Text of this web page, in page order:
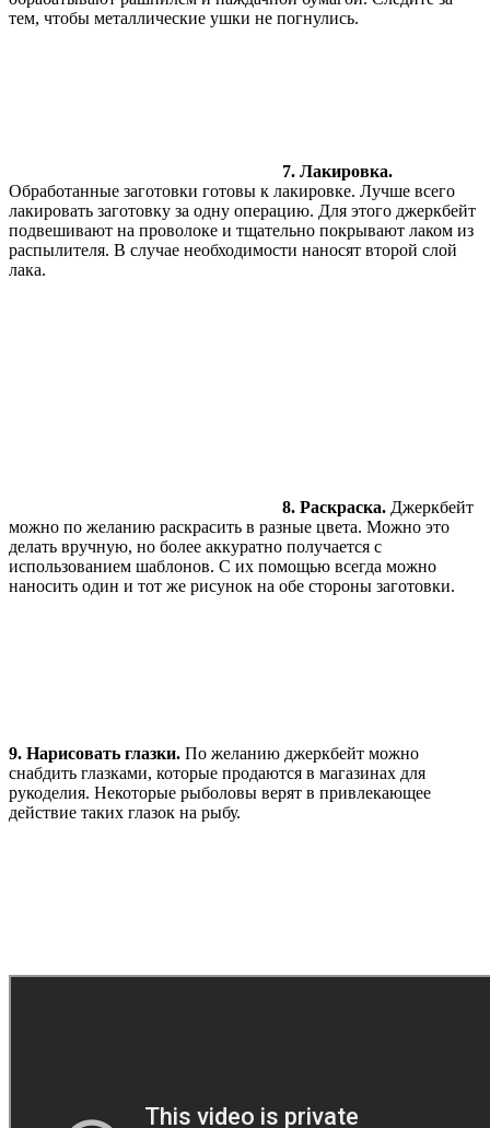
тем, чтобы металлические ушки не погнулись.
7. Лакировка.
Обработанные заготовки готовы к лакировке. Лучше всего
лакировать заготовку за одну операцию. Для этого джеркбейт
подвешивают на проволоке и тщательно покрывают лаком из
распылителя. В случае необходимости наносят второй слой
лака.
8. Раскраска. Джеркбейт
можно по желанию раскрасить в разные цвета. Можно это
делать вручную, но более аккуратно получается с
использованием шаблонов. С их помощью всегда можно
наносить один и тот же рисунок на обе стороны заготовки.
9. Нарисовать глазки. По желанию джеркбейт можно
снабдить глазками, которые продаются в магазинах для
рукоделия. Некоторые рыболовы верят в привлекающее
действие таких глазок на рыбу.